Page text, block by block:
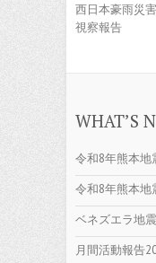
西日本豪雨災害
視察報告
WHAT’S
令和8年熊本
令和8年熊本地
ベネズエラ地
月間活動報告